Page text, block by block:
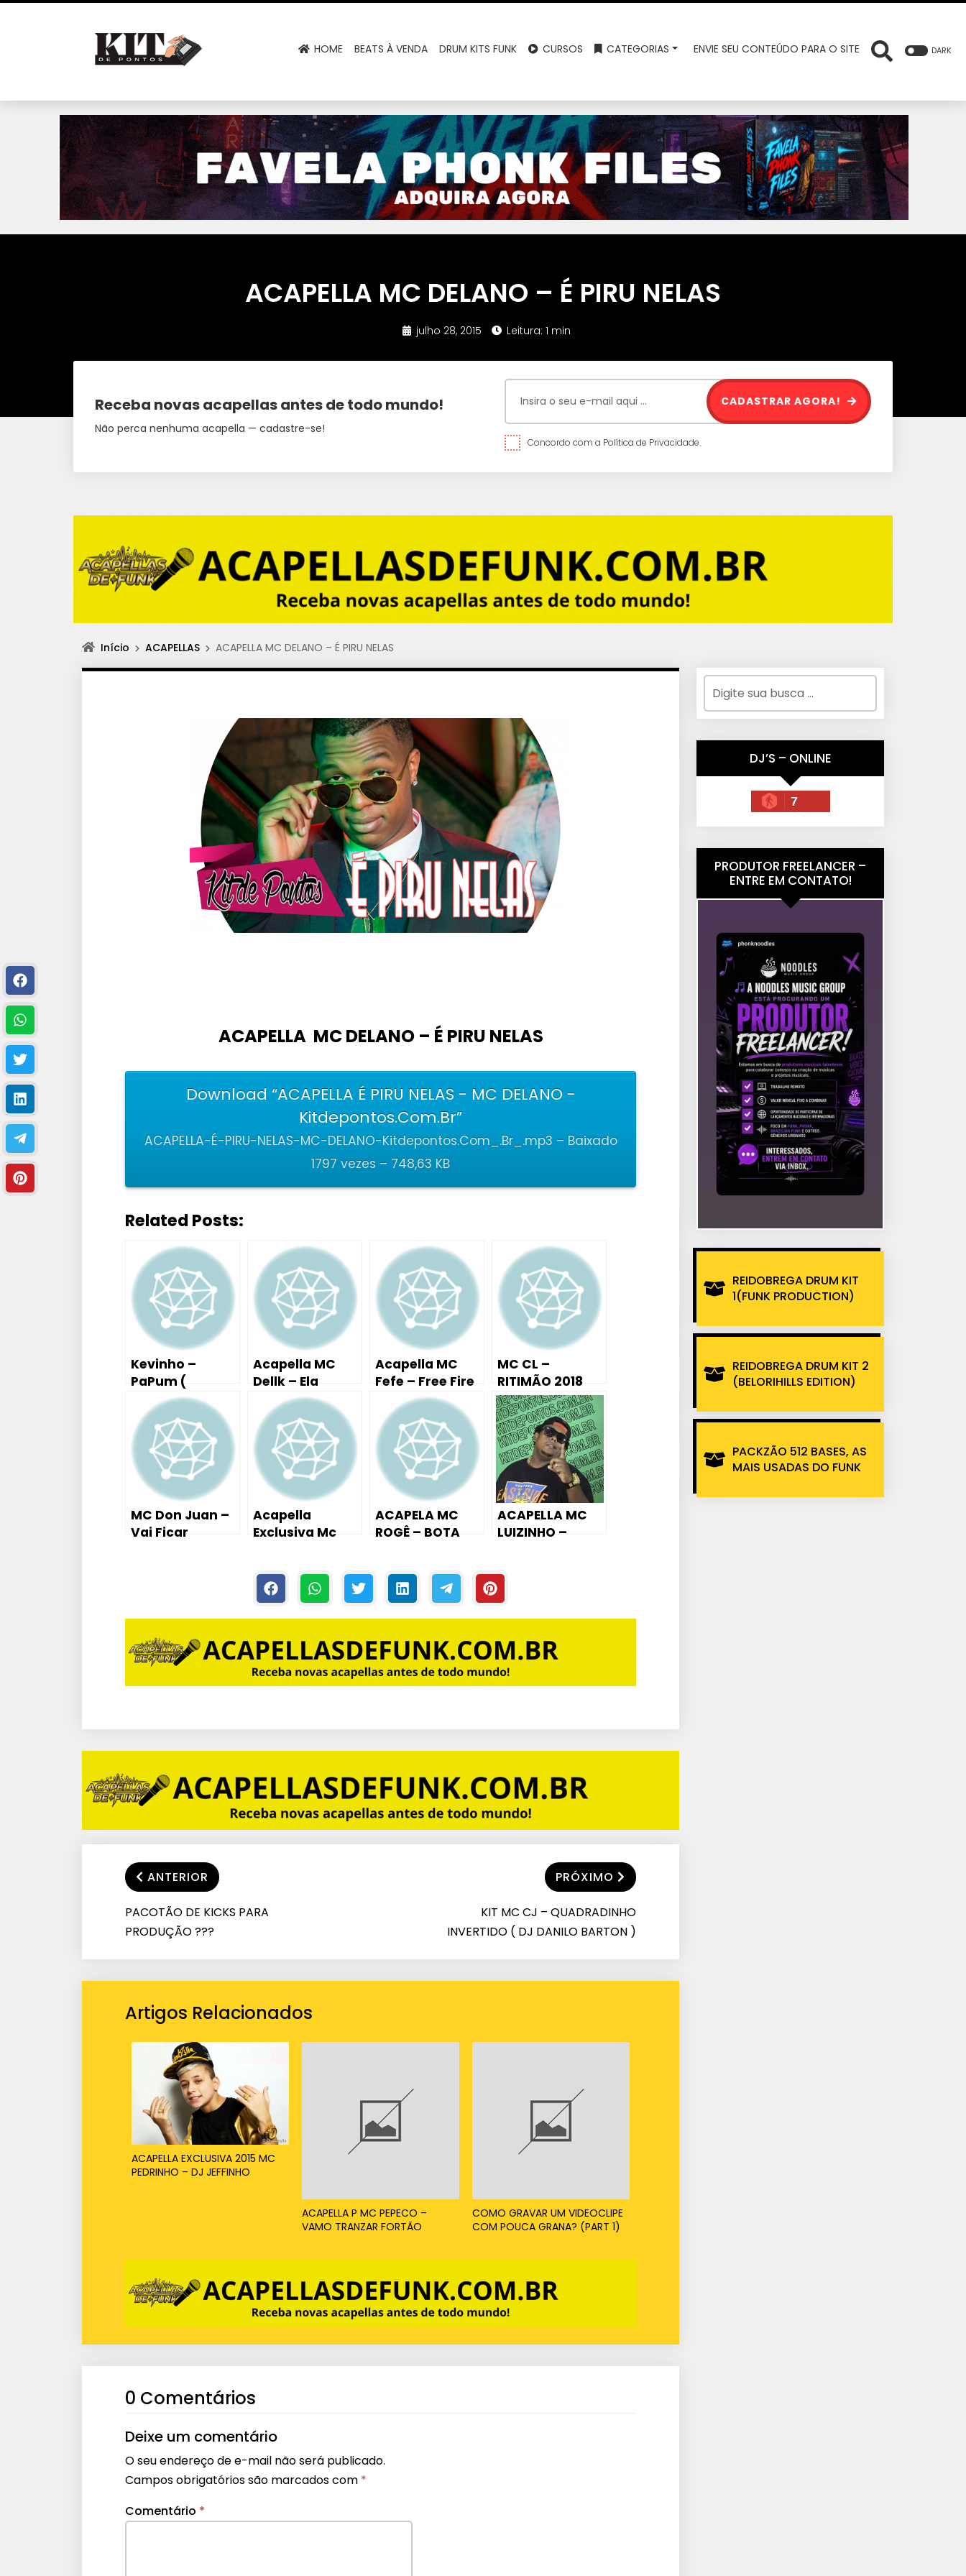
HOME BEATS À VENDA DRUM KITS FUNK CURSOS CATEGORIAS ENVIE SEU CONTEÚDO PARA O SITE DARK
ACAPELLA MC DELANO – É PIRU NELAS
julho 28, 2015 Leitura: 1 min
Receba novas acapellas antes de todo mundo!
Não perca nenhuma acapella — cadastre-se!
Concordo com a Política de Privacidade.
CADASTRAR AGORA!
Início ACAPELLAS ACAPELLA MC DELANO – É PIRU NELAS
ACAPELLA MC DELANO – É PIRU NELAS
Download “ACAPELLA É PIRU NELAS - MC DELANO -
Kitdepontos.Com.Br”
ACAPELLA-É-PIRU-NELAS-MC-DELANO-Kitdepontos.Com_.Br_.mp3 – Baixado
1797 vezes – 748,63 KB
Related Posts:
Kevinho –
PaPum (
Tutorial Aula
Piano / Teclado
)
Acapella MC
Dellk – Ela
terminou
Comigo
Acapella MC
Fefe – Free Fire
(HIT) DJ
Kelvinho
Patatáh #2K18
MC CL –
RITIMÃO 2018
PROD.
KITDEPONTOS
MC Don Juan –
Vai Ficar
Acapella
Exclusiva Mc
Tum
ACAPELA MC
ROGÊ – BOTA
XERE… )
ACAPELLA MC
LUIZINHO –
PENTÃO
ANTERIOR
PACOTÃO DE KICKS PARA
PRODUÇÃO ???
PRÓXIMO
KIT MC CJ – QUADRADINHO
INVERTIDO ( DJ DANILO BARTON )
Artigos Relacionados
ACAPELLA EXCLUSIVA 2015 MC
PEDRINHO – DJ JEFFINHO
ACAPELLA P MC PEPECO –
VAMO TRANZAR FORTÃO
COMO GRAVAR UM VIDEOCLIPE
COM POUCA GRANA? (PART 1)
0 Comentários
Deixe um comentário
O seu endereço de e-mail não será publicado.
Campos obrigatórios são marcados com *
Comentário *
DJ’S – ONLINE
7
PRODUTOR FREELANCER –
ENTRE EM CONTATO!
REIDOBREGA DRUM KIT
1(FUNK PRODUCTION)
REIDOBREGA DRUM KIT 2
(BELORIHILLS EDITION)
PACKZÃO 512 BASES, AS
MAIS USADAS DO FUNK